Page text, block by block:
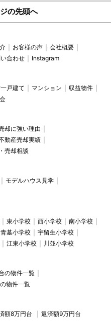
の先頭へ
お客様の声
会社概要
合わせ Instagram
戸建て マンション
収益物件
却に強い理由
動産売却実績
売却相談
モデルハウス見学
東小学校 西小学校
南小学校
青墓小学校
宇留生小学校
江東小学校 川並小学校
の物件一覧
物件一覧
額8万円台 返済額9万円台